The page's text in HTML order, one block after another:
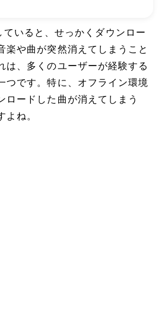
いると、せっかくダウンロー
楽や曲が突然消えてしまうこと
は、多くのユーザーが経験する
つです。特に、オフライン環境
ロードした曲が消えてしまう
よね。